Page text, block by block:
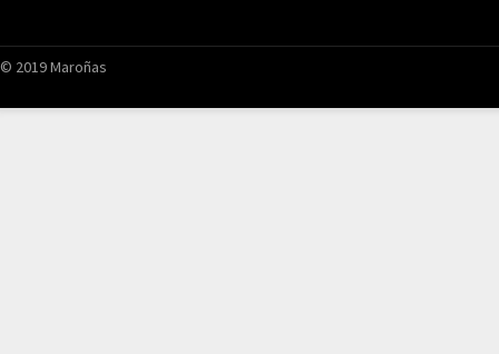
© 2019 Maroñas